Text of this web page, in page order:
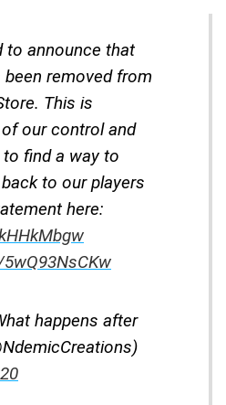
to announce that
removed from
This is
our control and
find a way to
to our players
here:
happens after